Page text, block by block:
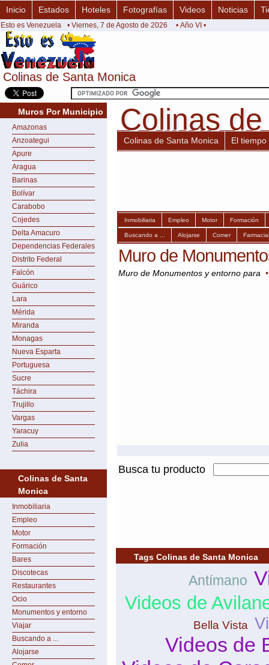
Colinas de Santa Monica
Colinas de Santa Monica
Inicio Estados Hoteles Fotografías Videos Noticias
Esto es Venezuela • Viernes, 7 de Agosto de 2026 • Año VI •
Muros Por Municipio
Amazonas
Anzoategui
Apure
Aragua
Barinas
Bolívar
Carabobo
Cojedes
Delta Amacuro
Dependencias Federales
Distrito Federal
Falcón
Guárico
Lara
Mérida
Miranda
Monagas
Nueva Esparta
Portuguesa
Sucre
Táchira
Trujillo
Vargas
Yaracuy
Zulia
Colinas de Santa
Monica
Inmobiliaria
Empleo
Motor
Formación
Bares
Discotecas
Restaurantes
Ocio
Monumentos y entorno
Viajar
Buscando a ...
Alojarse
Colinas
Colinas
Colinas de Santa Monica El tiempo
Inmobiliaria Empleo Motor Formación
Buscando a ... Alojarse Comer
Muro de
Muro de Monumentos y entorno para
Busca tu producto
Tags Colinas de Santa Monica
Antímano
Videos de
Bella Vista
Videos de